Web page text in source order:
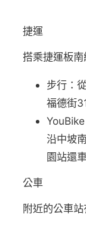
捷運
搭乘捷運板南
步行：
福德街
沿中坡
園站還
公車
附近的公車站